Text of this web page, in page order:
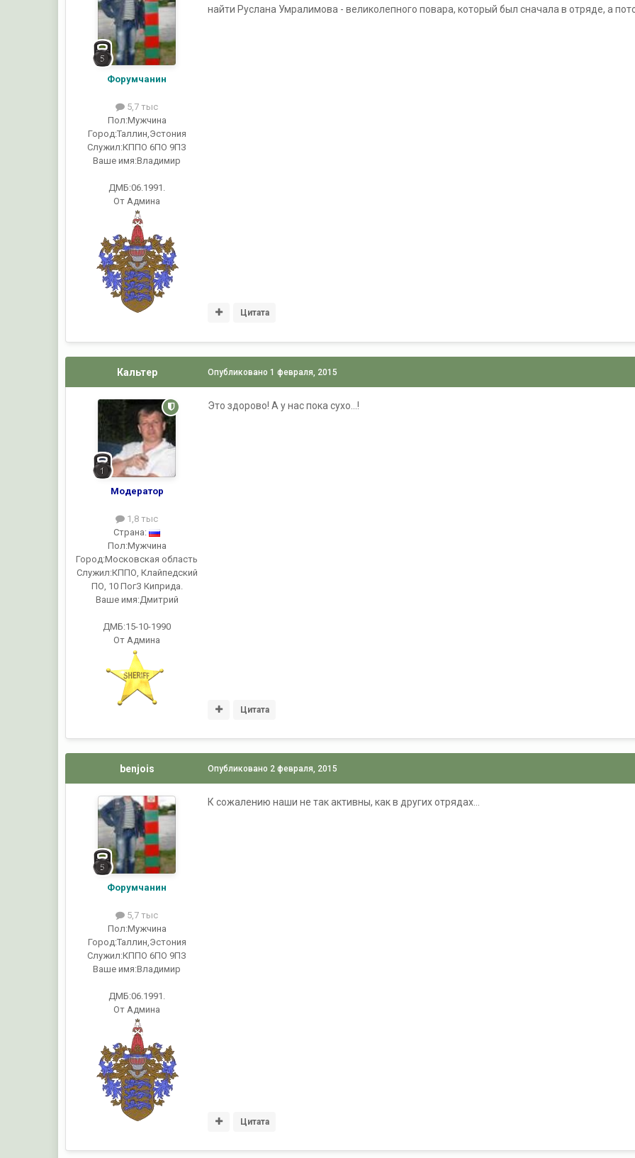
Форумчанин
5,7 тыс
Пол:Мужчина
Город:Таллин,Эстония
Служил:КППО 6ПО 9ПЗ
Ваше имя:Владимир
ДМБ:06.1991.
От Админа
найти Руслана Умралимова - великолепного повара, который был сначала в отряде, а
Цитата
Кальтер
Модератор
1,8 тыс
Страна:
Пол:Мужчина
Город:Московская область
Служил:КППО, Клайпедский
ПО, 10 ПогЗ Киприда.
Ваше имя:Дмитрий
ДМБ:15-10-1990
От Админа
Опубликовано1 февраля, 2015
Это здорово! А у нас пока сухо...!
Цитата
benjois
Форумчанин
5,7 тыс
Пол:Мужчина
Город:Таллин,Эстония
Служил:КППО 6ПО 9ПЗ
Ваше имя:Владимир
ДМБ:06.1991.
От Админа
Опубликовано 2 февраля, 2015
К сожалению наши не так активны, как в других отрядах...
Цитата